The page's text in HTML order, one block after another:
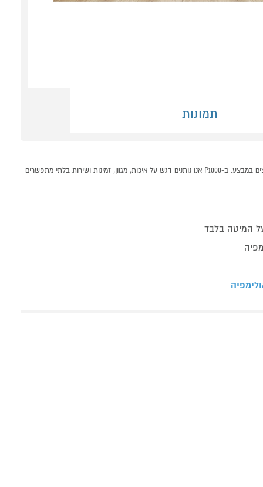
תמונות
מיטה מעץ אורן מלא + מזרון קפיצים דגם 5039 קונים אונליין בקטגוריית מיטות זוגיות במחלקת רהיטים לבית בP1000 - אתר קניות ישראלי בטוח, משתלם ונוח המציע מוצרים מומלצים במבצע. ב-P1000 אנו נותנים דגש על איכות, מגוון, זמינות ושירות בלתי מתפשרים